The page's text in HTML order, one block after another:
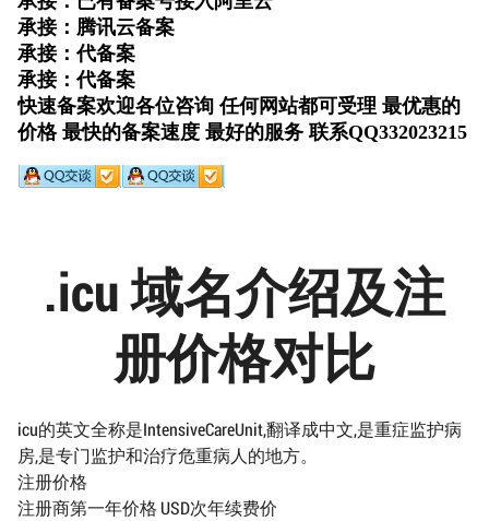
.icu 域名介绍及注
册价格对比
icu的英文全称是IntensiveCareUnit,翻译成中文,是重症监护病
房,是专门监护和治疗危重病人的地方。
注册价格
注册商第一年价格 USD次年续费价